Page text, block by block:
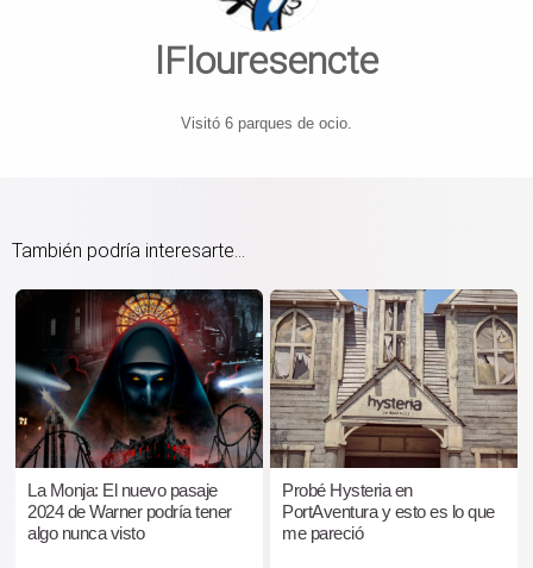
lFlouresencte
Visitó 6 parques de ocio.
También podría interesarte...
La Monja: El nuevo pasaje
2024 de Warner podría tener
algo nunca visto
Probé Hysteria en
PortAventura y esto es lo que
me pareció